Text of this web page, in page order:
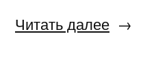
Читать далее«Отпуск